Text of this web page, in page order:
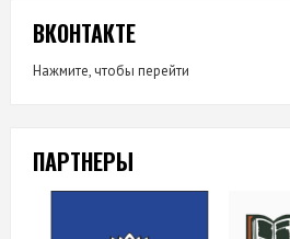
ВКОНТАКТЕ
Нажмите, чтобы перейти
ПАРТНЕРЫ